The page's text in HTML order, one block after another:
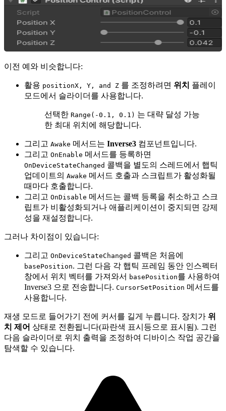
이전 예와 비슷합니다:
활용 positionX, Y, and Z 를 조정하려면 위치 플레이
모드에서 슬라이더를 사용합니다.
선택한 Range(-0.1, 0.1) 는 대략 달성 가능
한 최대 위치에 해당합니다.
그리고 Awake 메서드는 Inverse3 컴포넌트입니다.
그리고 OnEnable 메서드를 등록하면
OnDeviceStateChanged 콜백을 별도의 스레드에서 햅틱
업데이트의 Awake 메서드 호출과 스크립트가 활성화될
때마다 호출합니다.
그리고 OnDisable 메서드는 콜백 등록을 취소하고 스크
립트가 비활성화되거나 애플리케이션이 중지되면 강제
성을 재설정합니다.
그러나 차이점이 있습니다:
그리고 OnDeviceStateChanged 콜백은 처음에
basePosition. 그런 다음 각 햅틱 프레임 동안 인스펙터
창에서 위치 벡터를 가져와서 basePosition를 사용하여
Inverse3 으로 전송합니다. CursorSetPosition 메서드를
사용합니다.
재생 모드로 들어가기 전에 커서를 길게 누릅니다. 장치가 위
치 제어 상태로 전환됩니다(파란색 표시등으로 표시됨). 그런
다음 슬라이더로 위치 출력을 조정하여 디바이스 작업 공간을
탐색할 수 있습니다.